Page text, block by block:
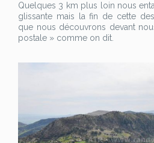
Quelques 3 km plus loin nous
glissante mais la fin de cette
que nous découvrons devant
postale » comme on dit.